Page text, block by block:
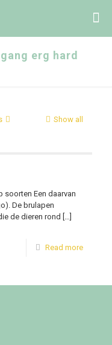
erg hard
Show all
soorten Een daarvan
De brulapen
de dieren rond […]
Read more